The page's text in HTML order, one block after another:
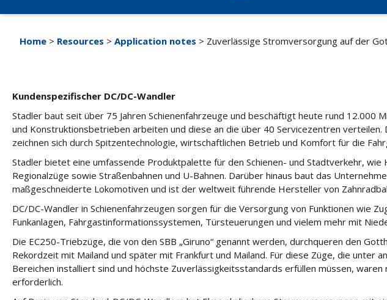
Home > Resources > Application notes > Zuverlässige Stromversorgung auf der
Kundenspezifischer DC/DC-Wandler
Stadler baut seit über 75 Jahren Schienenfahrzeuge und beschäftigt heute rund 12.000
und Konstruktionsbetrieben arbeiten und diese an die über 40 Servicezentren
zeichnen sich durch Spitzentechnologie, wirtschaftlichen Betrieb und Komfort für die
Stadler bietet eine umfassende Produktpalette für den Schienen- und Stadtverkehr,
Regionalzüge sowie Straßenbahnen und U-Bahnen. Darüber hinaus baut das
maßgeschneiderte Lokomotiven und ist der weltweit führende Hersteller von
DC/DC-Wandler in Schienenfahrzeugen sorgen für die Versorgung von Funktionen wie
Funkanlagen, Fahrgastinformationssystemen, Türsteuerungen und vielem mehr mit
Die EC250-Triebzüge, die von den SBB „Giruno“ genannt werden, durchqueren den
Rekordzeit mit Mailand und später mit Frankfurt und Mailand. Für diese Züge, die unter
Bereichen installiert sind und höchste Zuverlässigkeitsstandards erfüllen müssen,
erforderlich.